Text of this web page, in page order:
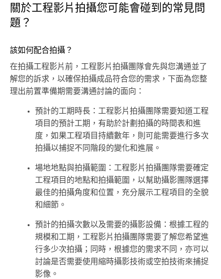
關於工程影片拍攝您可能會碰到的常見問
題？
該如何配合拍攝？
在拍攝工程影片前，工程影片拍攝團隊會先與您溝通並了
解您的訴求，以確保拍攝成品符合您的需求，下面為您整
理出前置準備期需要溝通討論的面向：
預計的工期時長：工程影片拍攝團隊需要知道工程
項目的預計工期，有助於計劃拍攝的時間表和進
度，如果工程項目持續數年，則可能需要進行多次
拍攝以捕捉不同階段的變化和進展。
場地地點與拍攝範圍：工程影片拍攝團隊需要確定
工程項目的地點和拍攝範圍，以幫助攝影團隊選擇
最佳的拍攝角度和位置，充分展示工程項目的全貌
和細節。
預計的拍攝次數以及需要的攝影設備：根據工程的
規模和工期，工程影片拍攝團隊需要了解您希望進
行多少次拍攝；同時，根據您的需求不同，亦可以
討論是否需要使用縮時攝影技術或空拍技術來捕捉
影像。